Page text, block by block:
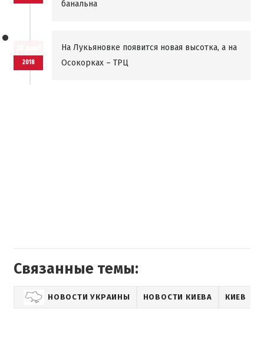
банальна
2018
На Лукьяновке появится новая высотка, а на
Осокорках – ТРЦ
Связанные темы:
НОВОСТИ УКРАИНЫ НОВОСТИ КИЕВА КИЕВ